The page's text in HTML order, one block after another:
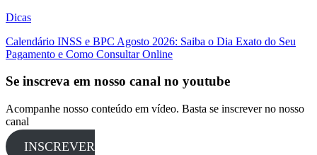
Dicas
Calendário INSS e BPC Agosto 2026: Saiba o Dia Exato do Seu
Pagamento e Como Consultar Online
Se inscreva em nosso canal no youtube
Acompanhe nosso conteúdo em vídeo. Basta se inscrever no nosso
canal
INSCREVER